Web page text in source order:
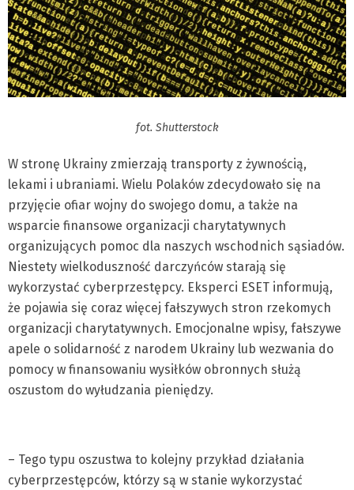
fot. Shutterstock
W stronę Ukrainy zmierzają transporty z żywnością,
lekami i ubraniami. Wielu Polaków zdecydowało się na
przyjęcie ofiar wojny do swojego domu, a także na
wsparcie finansowe organizacji charytatywnych
organizujących pomoc dla naszych wschodnich sąsiadów.
Niestety wielkoduszność darczyńców starają się
wykorzystać cyberprzestępcy. Eksperci ESET informują,
że pojawia się coraz więcej fałszywych stron rzekomych
organizacji charytatywnych. Emocjonalne wpisy, fałszywe
apele o solidarność z narodem Ukrainy lub wezwania do
pomocy w finansowaniu wysiłków obronnych służą
oszustom do wyłudzania pieniędzy.
– Tego typu oszustwa to kolejny przykład działania
cyberprzestępców, którzy są w stanie wykorzystać